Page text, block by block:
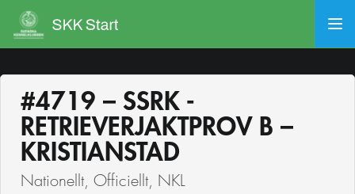
#4719 – SSRK -
RETRIEVERJAKTPROV B –
KRISTIANSTAD
Nationellt, Officiellt, NKL